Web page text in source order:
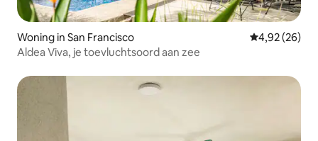
Woning in San Francisco Gemiddelde
4,92 (26)
Aldea Viva, je toevluchtsoord aan zee